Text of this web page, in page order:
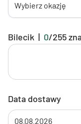
Wybierz okazję
Bilecik | 0/255
Data dostawy